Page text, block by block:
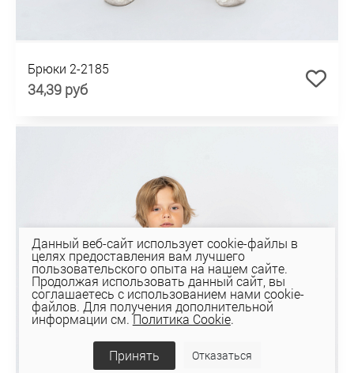
Брюки 2-2185
34,39 руб
Данный веб-сайт использует cookie-файлы в
целях предоставления вам лучшего
пользовательского опыта на нашем сайте.
Продолжая использовать данный сайт, вы
соглашаетесь с использованием нами cookie-
файлов. Для получения дополнительной
информации см.Политика Cookie.
Принять Отказаться